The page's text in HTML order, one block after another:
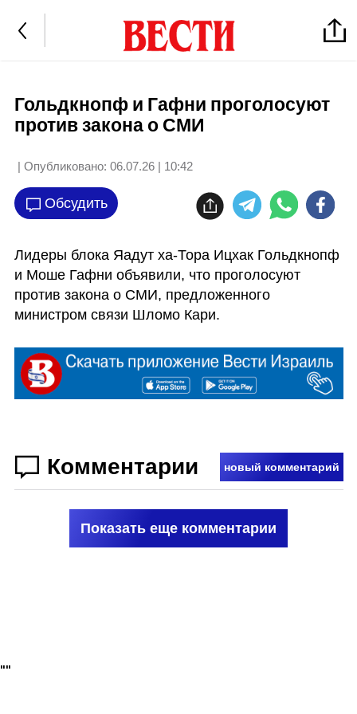
Гольдкнопф и Гафни проголосуют
против закона о СМИ
| Опубликовано: 06.07.26 | 10:42
Обсудить
Лидеры блока Яадут ха-Тора Ицхак Гольдкнопф
и Моше Гафни объявили, что проголосуют
против закона о СМИ, предложенного
министром связи Шломо Кари.
Комментарии новый комментарий
Показать еще комментарии
""